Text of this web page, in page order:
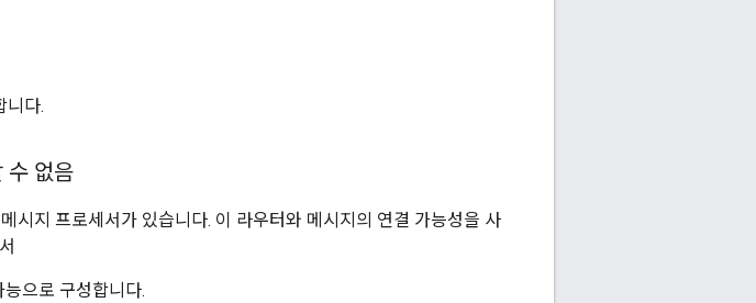
니다.
수 없음
시지 프로세서가 있습니다. 이 라우터와 메시지의 연결 가능성을 사
으로 구성합니다.